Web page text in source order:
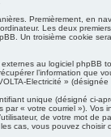
Premièrement, en
Les deux
Un troisième cookie
au logiciel phpBB
l’information que
Electricité »
unique (désigné ci-
par « votre courriel »).
de votre mot de
cas, vous pouvez